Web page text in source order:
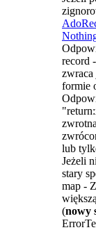
record
formie
lub
Jeżeli
stary
map -
(nowy